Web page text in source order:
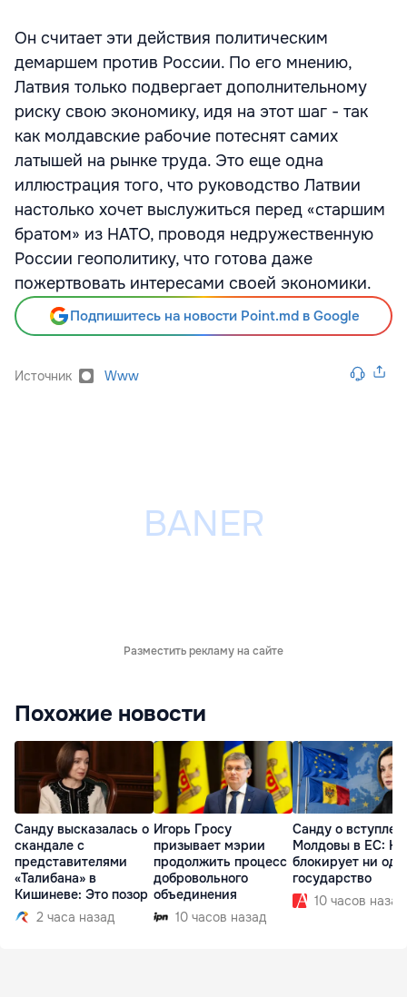
Он считает эти действия политическим
демаршем против России. По его мнению,
Латвия только подвергает дополнительному
риску свою экономику, идя на этот шаг - так
как молдавские рабочие потеснят самих
латышей на рынке труда. Это еще одна
иллюстрация того, что руководство Латвии
настолько хочет выслужиться перед «старшим
братом» из НАТО, проводя недружественную
России геополитику, что готова даже
пожертвовать интересами своей экономики.
Подпишитесь на новости Point.md в Google
Источник Www
Разместить рекламу на сайте
Похожие новости
Санду высказалась о
скандале с
представителями
«Талибана» в
Кишиневе: Это позор
2 часа назад
Игорь Гросу
призывает мэрии
продолжить процесс
добровольного
объединения
10 часов назад
Санду о
Молдовы в ЕС:
блокирует ни
государство
10 часов назад